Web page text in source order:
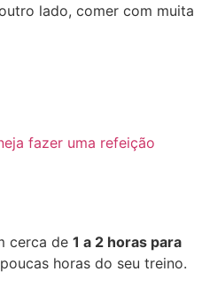
lado, comer com muita
fazer uma refeição
cerca de 1 a 2 horas para
horas do seu treino.